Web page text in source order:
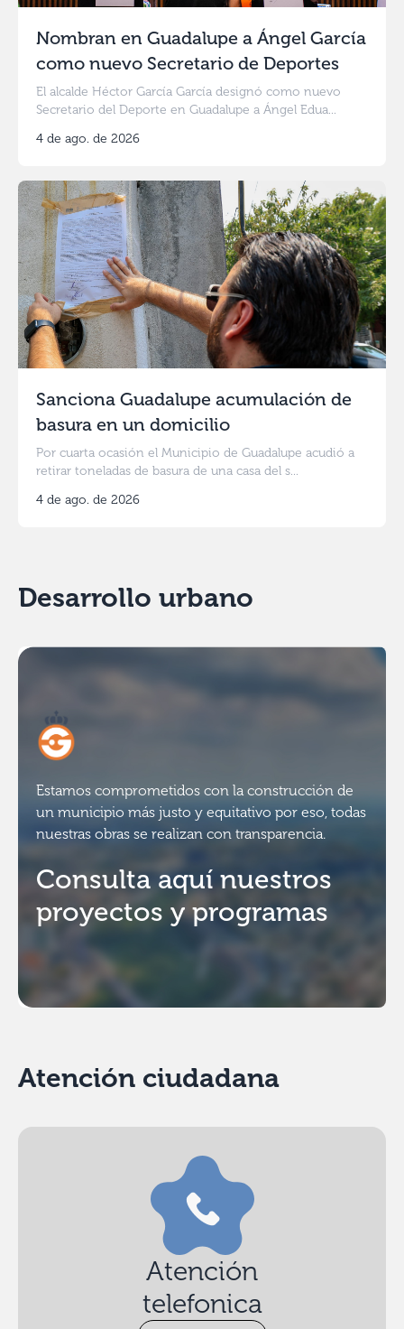
Nombran en Guadalupe a Ángel García
como nuevo Secretario de Deportes
El alcalde Héctor García García designó como nuevo
Secretario del Deporte en Guadalupe a Ángel Edua...
4 de ago. de 2026
Sanciona Guadalupe acumulación de
basura en un domicilio
Por cuarta ocasión el Municipio de Guadalupe acudió a
retirar toneladas de basura de una casa del s...
4 de ago. de 2026
Desarrollo urbano
Estamos comprometidos con la construcción de
un municipio más justo y equitativo por eso, todas
nuestras obras se realizan con transparencia.
Consulta aquí nuestros
proyectos y programas
Atención ciudadana
Atención
telefonica